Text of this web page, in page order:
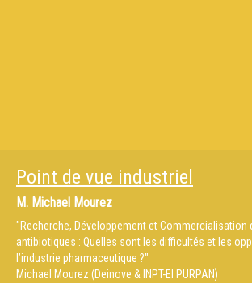
Point de vue industriel
M. Michael Mourez
"Recherche, Développement et Commercialisation
antibiotiques : Quelles sont les difficultés et les
l’industrie pharmaceutique ?"
Michael Mourez (Deinove & INPT-EI PURPAN)